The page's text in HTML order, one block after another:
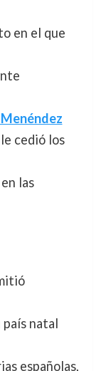
en el que
cedió los
las
país natal
españolas,